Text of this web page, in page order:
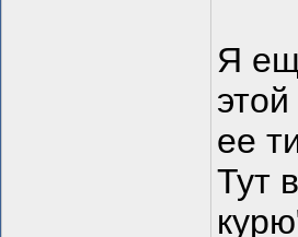
Я
ее
Тут